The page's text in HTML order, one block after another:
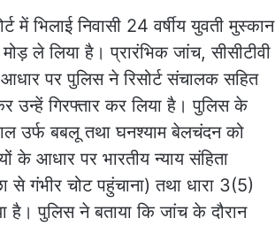
में भिलाई निवासी 24 वर्षीय युवती मुस्कान
ले लिया है। प्रारंभिक जांच, सीसीटीवी
पर पुलिस ने रिसोर्ट संचालक सहित
उन्हें गिरफ्तार कर लिया है। पुलिस के
उर्फ बबलू तथा घनश्याम बेलचंदन को
के आधार पर भारतीय न्याय संहिता
से गंभीर चोट पहुंचाना) तथा धारा 3(5)
है। पुलिस ने बताया कि जांच के दौरान